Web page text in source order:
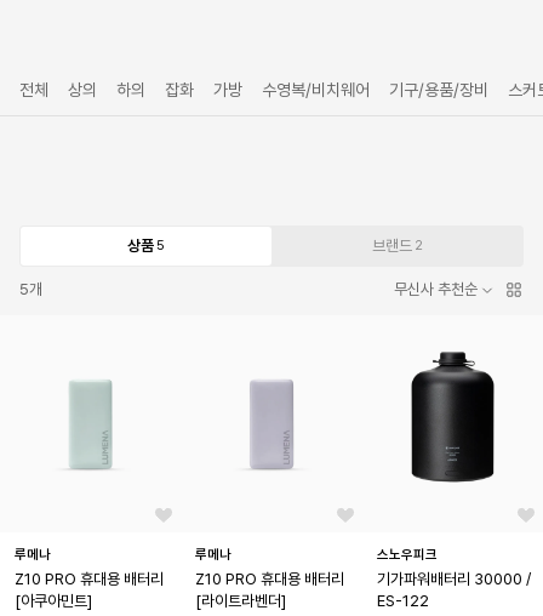
전체 상의 하의 잡화 가방 수영복/비치웨어 기구/용품/장비 스커
상품5 브랜드 2
5개 무신사 추천순
루메나
Z10 PRO 휴대용 배터리
[아쿠아민트]
루메나
Z10 PRO 휴대용 배터리
[라이트라벤더]
스노우피크
기가파워배터리 30000 /
ES-122